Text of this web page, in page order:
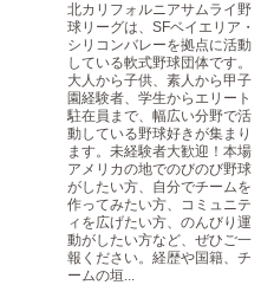
北カリフォルニアサムライ野
球リーグは、SFベイエリア・
シリコンバレーを拠点に活動
している軟式野球団体です。
大人から子供、素人から甲子
園経験者、学生からエリート
駐在員まで、幅広い分野で活
動している野球好きが集まり
ます。未経験者大歓迎！本場
アメリカの地でのびのび野球
がしたい方、自分でチームを
作ってみたい方、コミュニテ
ィを広げたい方、のんびり運
動がしたい方など、ぜひご一
報ください。経歴や国籍、チ
ームの垣...